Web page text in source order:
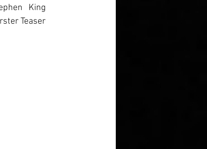
King
Teaser